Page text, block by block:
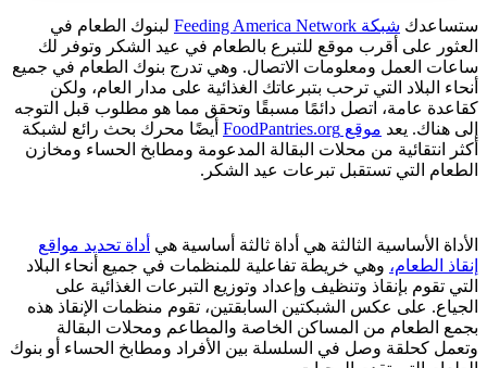
ستساعدك شبكة Feeding America Network
لبنوك الطعام في
العثور على أقرب موقع للتبرع بالطعام في عيد الشكر وتوفر لك
ساعات العمل ومعلومات الاتصال. وهي تدرج بنوك الطعام في جميع
أنحاء البلاد التي ترحب بتبرعاتك الغذائية على مدار العام، ولكن
كقاعدة عامة، اتصل دائمًا مسبقًا وتحقق مما هو مطلوب قبل التوجه
إلى هناك. يعد موقع FoodPantries.org
أيضًا محرك بحث رائع لشبكة
أكثر انتقائية من محلات البقالة المدعومة ومطابخ الحساء ومخازن
الطعام التي تستقبل تبرعات عيد الشكر.
الأداة الأساسية الثالثة هي أداة ثالثة أساسية هي أداة تحديد مواقع
إنقاذ الطعام، وهي خريطة تفاعلية للمنظمات في جميع أنحاء البلاد
التي تقوم بإنقاذ وتنظيف وإعداد وتوزيع التبرعات الغذائية على
الجياع. على عكس الشبكتين السابقتين، تقوم منظمات الإنقاذ هذه
بجمع الطعام من المساكن الخاصة والمطاعم ومحلات البقالة
وتعمل كحلقة وصل في السلسلة بين الأفراد ومطابخ الحساء أو بنوك